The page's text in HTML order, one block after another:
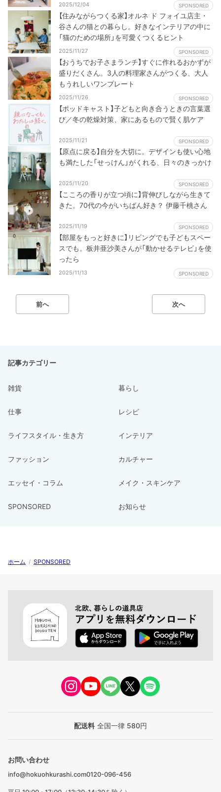
2025/12/04 SPONSORED
【住みながらつくる家】オルネ ド フォイユ店主・
谷さんの猫との暮らし。好きなインテリアの中に
「猫のための場所」を可愛くつくるヒント
2025/11/27 SPONSORED
【おうちでお子さまランチ】すぐに作れるおかずが
盛りだくさん。3人の料理家さんがつくる、大人
もうれしいワンプレート
2025/11/26 SPONSORED
【ポッドキャスト】子どもと向き合うときの言葉選
び／冬の乾燥対策、家にあるもので賢く肌ケア
2025/11/21 SPONSORED
【原点に戻る】自分を大切に。デザインも使い心地
も満たした「せっけん」がくれる、日々のきっかけ
2025/11/20 SPONSORED
【こころの香りが立つ頃に】背伸びしながら生きて
きた。70代の今がいちばん好き？ 伊藤千桃さん
2025/11/19 SPONSORED
【部屋をもっと好きに】リビングでも子どもスペー
スでも。板井亜沙美さんが「動かせるテレビ」を使
ったら
2025/11/13 SPONSORED
前へ 次へ
記事カテゴリー
雑貨 暮らし
仕事 レシピ
ライフスタイル・生き方 インテリア
ファッション カルチャー
エッセイ・コラム メイク・スキンケア
SPONSORED お知らせ
ホーム / SPONSORED
配送料 全国一律 580円
お問い合わせ
info@hokuohkurashi.com0120-096-456